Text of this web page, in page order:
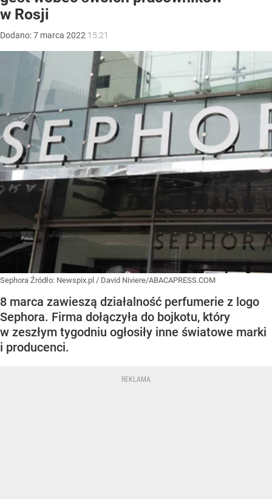
w Rosji
Dodano:7 marca 2022 15:21
Sephora Źródło: Newspix.pl / David Niviere/ABACAPRESS.COM
8 marca zawieszą działalność perfumerie z logo
Sephora. Firma dołączyła do bojkotu, który
w zeszłym tygodniu ogłosiły inne światowe marki
i producenci.